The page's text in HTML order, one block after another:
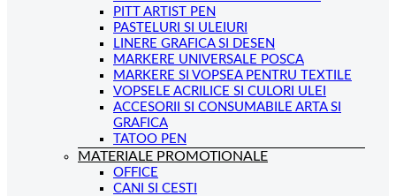
PITT ARTIST PEN
PASTELURI SI ULEIURI
LINERE GRAFICA SI DESEN
MARKERE UNIVERSALE POSCA
MARKERE SI VOPSEA PENTRU TEXTILE
VOPSELE ACRILICE SI CULORI ULEI
ACCESORII SI CONSUMABILE ARTA SI
GRAFICA
TATOO PEN
MATERIALE PROMOTIONALE
OFFICE
CANI SI CESTI